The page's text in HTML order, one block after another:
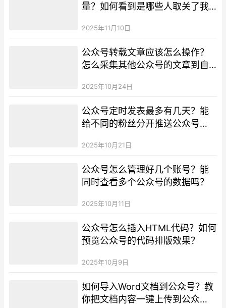
量？如何看到是哪些人取关了我
2025年11月10日
公众号转载文章应该怎么操作？
怎么采集其他公众号的文章到自
2025年10月24日
公众号定时发表最多有几天？能
给不同的粉丝分开推送公众号
2025年10月21日
公众号怎么管理好几个账号？能
同时查看多个公众号的数据吗？
2025年10月11日
公众号怎么插入HTML代码？如何
预览公众号的代码排版效果？
2025年10月9日
如何导入Word文档到公众号？教
你把文档内容一键上传到公众